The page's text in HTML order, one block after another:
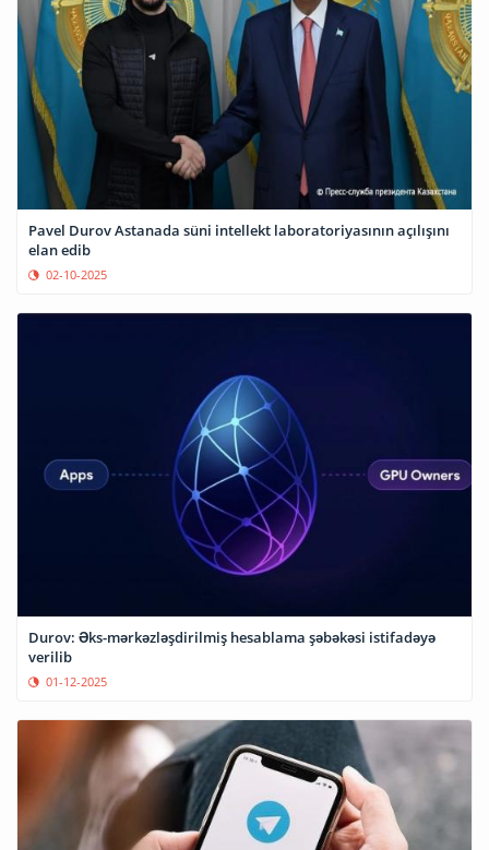
Pavel Durov Astanada süni intellekt laboratoriyasının açılışını
elan edib
02-10-2025
Durov: Əks-mərkəzləşdirilmiş hesablama şəbəkəsi istifadəyə
verilib
01-12-2025